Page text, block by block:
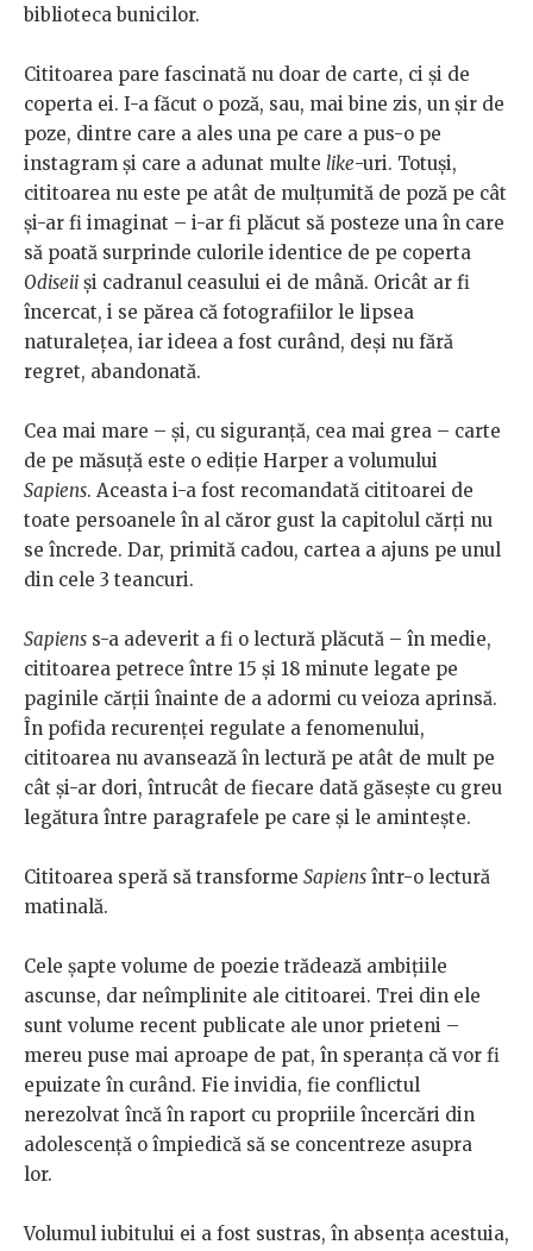
biblioteca bunicilor.
Cititoarea pare fascinată nu doar de carte, ci și de
coperta ei. I-a făcut o poză, sau, mai bine zis, un șir de
poze, dintre care a ales una pe care a pus-o pe
instagram și care a adunat multe like-uri. Totuși,
cititoarea nu este pe atât de mulțumită de poză pe cât
și-ar fi imaginat – i-ar fi plăcut să posteze una în care
să poată surprinde culorile identice de pe coperta
Odiseii și cadranul ceasului ei de mână. Oricât ar fi
încercat, i se părea că fotografiilor le lipsea
naturalețea, iar ideea a fost curând, deși nu fără
regret, abandonată.
Cea mai mare – și, cu siguranță, cea mai grea – carte
de pe măsuță este o ediție Harper a volumului
Sapiens. Aceasta i-a fost recomandată cititoarei de
toate persoanele în al căror gust la capitolul cărți nu
se încrede. Dar, primită cadou, cartea a ajuns pe unul
din cele 3 teancuri.
Sapiens s-a adeverit a fi o lectură plăcută – în medie,
cititoarea petrece între 15 și 18 minute legate pe
paginile cărții înainte de a adormi cu veioza aprinsă.
În pofida recurenței regulate a fenomenului,
cititoarea nu avansează în lectură pe atât de mult pe
cât și-ar dori, întrucât de fiecare dată găsește cu greu
legătura între paragrafele pe care și le amintește.
Cititoarea speră să transforme Sapiens într-o lectură
matinală.
Cele șapte volume de poezie trădează ambițiile
ascunse, dar neîmplinite ale cititoarei. Trei din ele
sunt volume recent publicate ale unor prieteni –
mereu puse mai aproape de pat, în speranța că vor fi
epuizate în curând. Fie invidia, fie conflictul
nerezolvat încă în raport cu propriile încercări din
adolescență o împiedică să se concentreze asupra
lor.
Volumul iubitului ei a fost sustras, în absența acestuia,